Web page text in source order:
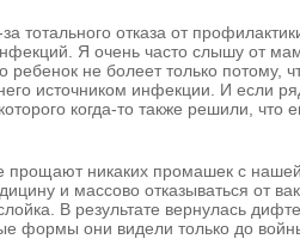
тотального отказа от
Я очень часто слышу от
ребенок не болеет только потому,
источником инфекции. И если
когда-то также решили, что
прощают никаких промашек с
и массово отказываться от
В результате вернулась
формы они видели только до